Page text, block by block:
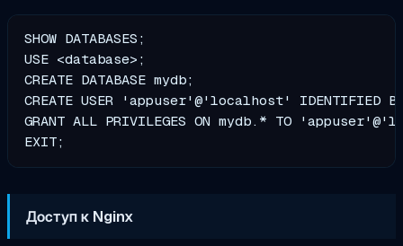
SHOW DATABASES;
USE <database>;
CREATE DATABASE mydb;
CREATE USER 'appuser'@'localhost'
GRANT ALL PRIVILEGES ON mydb.* TO
Доступ к Nginx